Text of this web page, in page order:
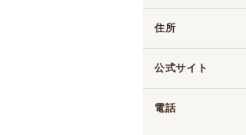
住所
公式サイト
電話